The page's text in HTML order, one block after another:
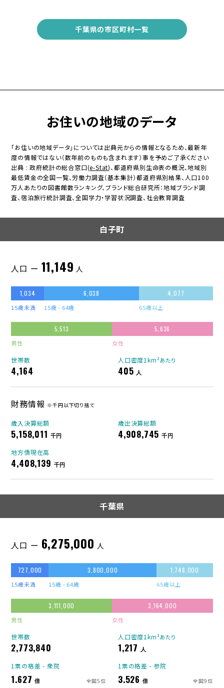
千葉県の市区町村一覧
お住いの地域のデータ
「お住いの地域データ」については出典元からの情報となるため、最新年
度の情報ではない（数年前のものも含まれます）事を予めご了承ください
出典 : 政府統計の総合窓口(e-Stat)、都道府県別生命表の概況、地域別
最低賃金の全国一覧、労働力調査（基本集計）都道府県別結果、人口100
万人あたりの図書館数ランキング、ブランド総合研究所：地域ブランド調
査、宿泊旅行統計調査、全国学力・学習状況調査、社会教育調査
白子町
人口 ー 11,149 人
1,034
15歳未満
6,038
15歳 - 64歳
4,077
65歳以上
5,513
男性
5,636
女性
世帯数
4,164
人口密度1km²あたり
405 人
財務情報 ※千円以下切り捨て
歳入決算総額
5,158,011 千円
歳出決算総額
4,908,745 千円
地方債現在高
4,408,139 千円
千葉県
人口 ー 6,275,000 人
727,000
15歳未満
3,800,000
15歳 - 64歳
1,748,000
65歳以上
3,111,000
男性
3,164,000
女性
世帯数
2,773,840
人口密度1km²あたり
1,217 人
1票の格差 - 衆院
1.627 倍 全国5位
1票の格差 - 参院
3.526 倍 全国9位